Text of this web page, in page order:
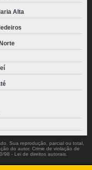
Alta
Sua reprodução, parcial ou total,
do autor. Crime de violação de
98 - Lei de direitos autorais